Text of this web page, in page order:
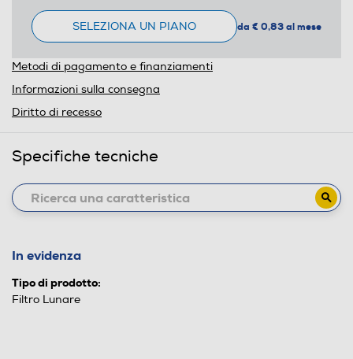
SELEZIONA UN PIANO da € 0,83 al mese
Metodi di pagamento e finanziamenti
Informazioni sulla consegna
Diritto di recesso
Specifiche tecniche
In evidenza
Tipo di prodotto:
Filtro Lunare